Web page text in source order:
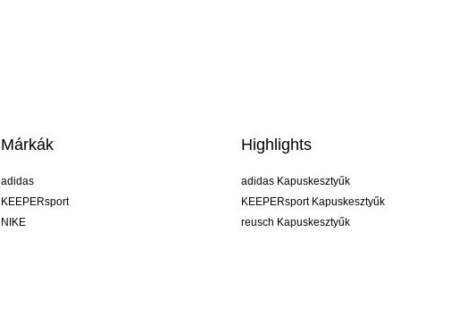
Márkák
adidas
KEEPERsport
NIKE
Highlights
adidas Kapuskesztyűk
KEEPERsport Kapuskesztyűk
reusch Kapuskesztyűk